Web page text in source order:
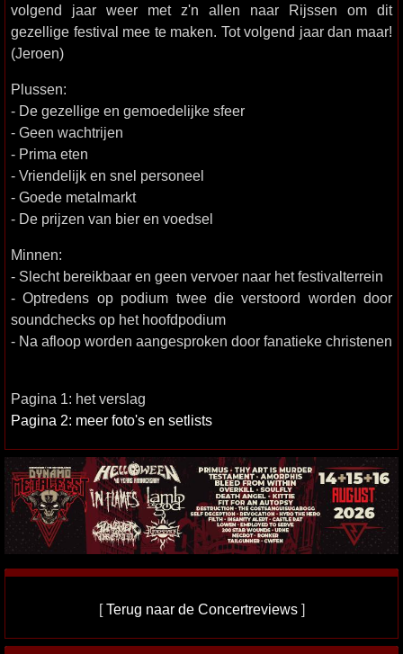
volgend jaar weer met z'n allen naar Rijssen om dit
gezellige festival mee te maken. Tot volgend jaar dan maar!
(Jeroen)
Plussen:
- De gezellige en gemoedelijke sfeer
- Geen wachtrijen
- Prima eten
- Vriendelijk en snel personeel
- Goede metalmarkt
- De prijzen van bier en voedsel
Minnen:
- Slecht bereikbaar en geen vervoer naar het festivalterrein
- Optredens op podium twee die verstoord worden door
soundchecks op het hoofdpodium
- Na afloop worden aangesproken door fanatieke christenen
Pagina 1: het verslag
Pagina 2: meer foto's en setlists
[Terug naar de Concertreviews]